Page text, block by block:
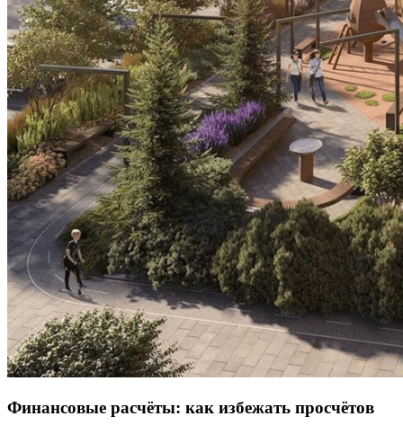
Финансовые расчёты: как избежать просчётов